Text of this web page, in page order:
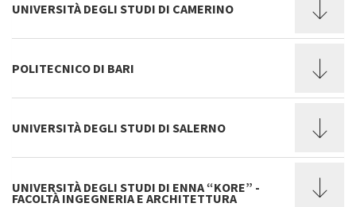
UNIVERSITÀ DEGLI STUDI DI CAMERINO
POLITECNICO DI BARI
UNIVERSITÀ DEGLI STUDI DI SALERNO
UNIVERSITÀ DEGLI STUDI DI ENNA “KORE” -
FACOLTÀ INGEGNERIA E ARCHITETTURA